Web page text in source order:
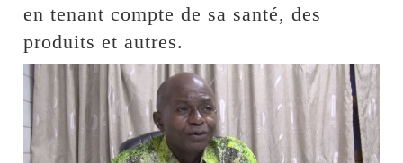
en tenant compte de sa santé, des
produits et autres.